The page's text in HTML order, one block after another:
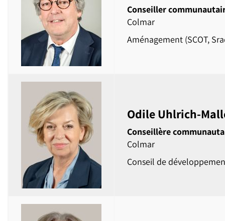
Conseiller
Colmar
Aménagement (SCOT,
Odile Uhlrich-
Conseillère
Colmar
Conseil de